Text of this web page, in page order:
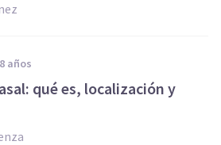
8 años
qué es, localización y